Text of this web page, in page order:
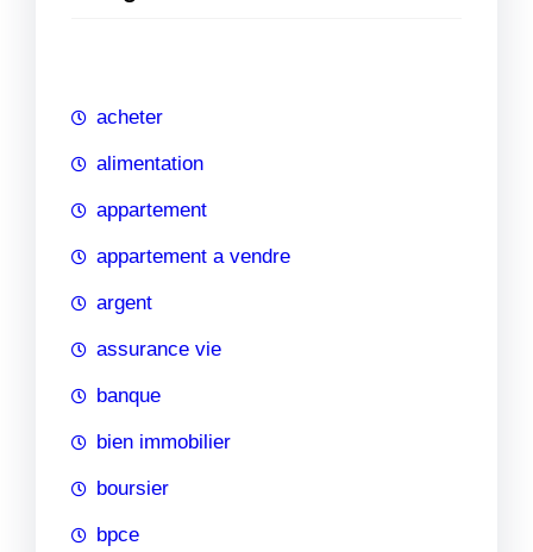
h
acheter
alimentation
appartement
appartement a vendre
argent
assurance vie
banque
bien immobilier
boursier
bpce